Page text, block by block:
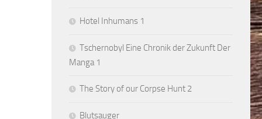
Hotel Inhumans 1
Tschernobyl Eine Chronik der Zukunft Der
Manga 1
The Story of our Corpse Hunt 2
Blutsauger